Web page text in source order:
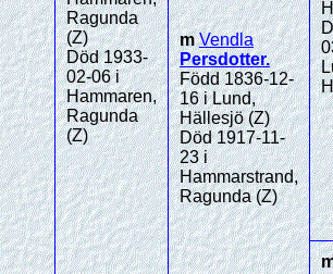
Ragunda
(Z)
Död 1933-
02-06 i
Hammaren,
Ragunda
(Z)
mVendla
Persdotter.
Född 1836-12-
16 i Lund,
Hällesjö (Z)
Död 1917-11-
23 i
Hammarstrand,
Ragunda (Z)